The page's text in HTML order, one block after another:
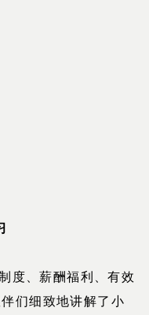
度、薪酬福利、有效
们细致地讲解了小